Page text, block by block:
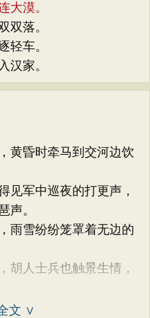
大漠。
双落。
轻车。
汉家。
黄昏时牵马到交河边饮
见军中巡夜的打更声，
声。
雨雪纷纷笼罩着无边的
胡人士兵也触景生情，
文 ∨